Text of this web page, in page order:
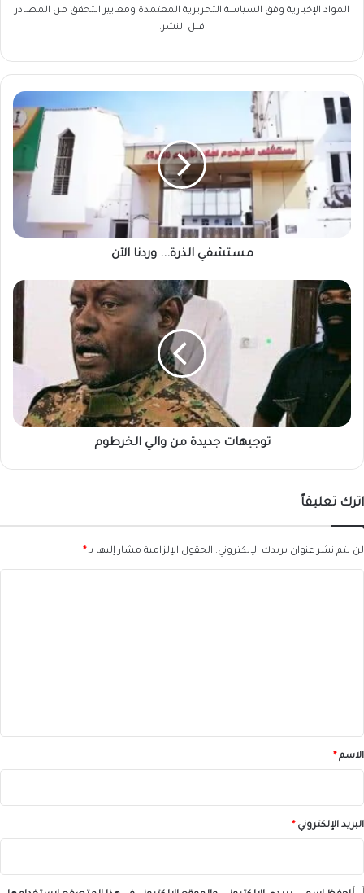
المواد الإخبارية وفق السياسة التحريرية المعتمدة ومعايير التحقق من المصادر
قبل النشر.
مستشفي
الذرة...
الآن
مستشفي الذرة... وردنا الآن
توجيهات
جديدة
من
الخرطوم
توجيهات جديدة من والي الخرطوم
اترك تعليقاً
لن يتم نشر عنوان بريدك الإلكتروني. الحقول الإلزامية مشار إليها بـ*
*الاسم*
البريد الإلكتروني*